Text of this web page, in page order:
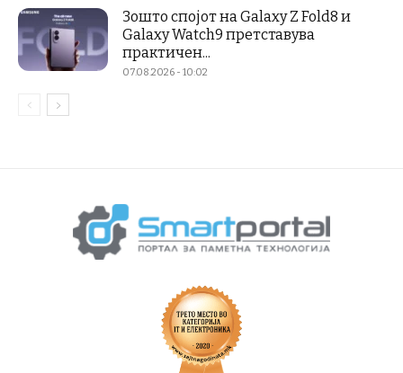
Зошто спојот на Galaxy Z Fold8 и
Galaxy Watch9 претставува
практичен...
07.08.2026 - 10:02